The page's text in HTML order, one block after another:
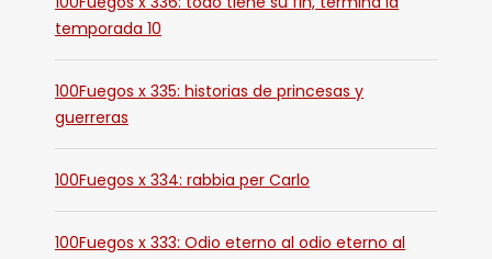
temporada 10
100Fuegos x 335: historias de princesas y
guerreras
100Fuegos x 334: rabbia per Carlo
100Fuegos x 333: Odio eterno al odio eterno al